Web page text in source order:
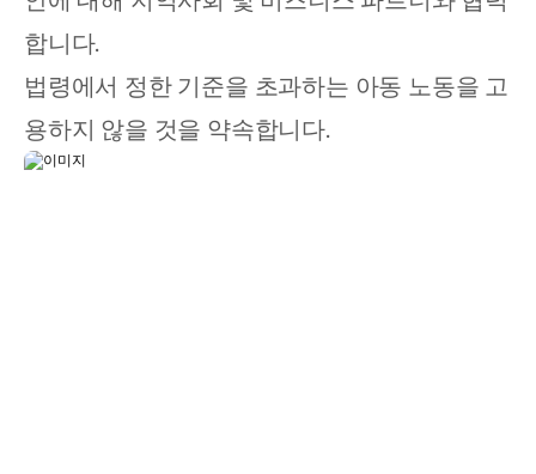
합니다.
법령에서 정한 기준을 초과하는 아동 노동을 고
용하지 않을 것을 약속합니다.